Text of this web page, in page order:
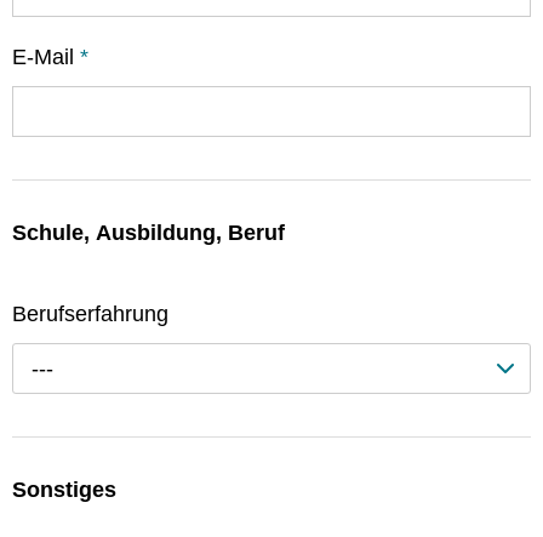
E-Mail *
Schule, Ausbildung, Beruf
Berufserfahrung
---
Sonstiges